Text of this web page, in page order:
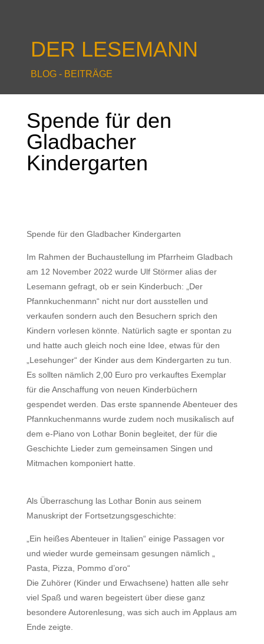
DER LESEMANN
BLOG - BEITRÄGE
Spende für den
Gladbacher
Kindergarten
Spende für den Gladbacher Kindergarten
Im Rahmen der Buchaustellung im Pfarrheim Gladbach
am 12 November 2022 wurde Ulf Störmer alias der
Lesemann gefragt, ob er sein Kinderbuch: „Der
Pfannkuchenmann“ nicht nur dort ausstellen und
verkaufen sondern auch den Besuchern sprich den
Kindern vorlesen könnte. Natürlich sagte er spontan zu
und hatte auch gleich noch eine Idee, etwas für den
„Lesehunger“ der Kinder aus dem Kindergarten zu tun.
Es sollten nämlich 2,00 Euro pro verkauftes Exemplar
für die Anschaffung von neuen Kinderbüchern
gespendet werden. Das erste spannende Abenteuer des
Pfannkuchenmanns wurde zudem noch musikalisch auf
dem e-Piano von Lothar Bonin begleitet, der für die
Geschichte Lieder zum gemeinsamen Singen und
Mitmachen komponiert hatte.
Als Überraschung las Lothar Bonin aus seinem
Manuskript der Fortsetzungsgeschichte:
„Ein heißes Abenteuer in Italien“ einige Passagen vor
und wieder wurde gemeinsam gesungen nämlich „
Pasta, Pizza, Pommo d’oro“
Die Zuhörer (Kinder und Erwachsene) hatten alle sehr
viel Spaß und waren begeistert über diese ganz
besondere Autorenlesung, was sich auch im Applaus am
Ende zeigte.